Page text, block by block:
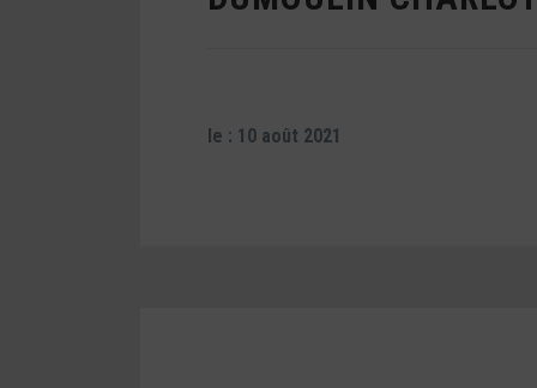
le : 10 août 2021